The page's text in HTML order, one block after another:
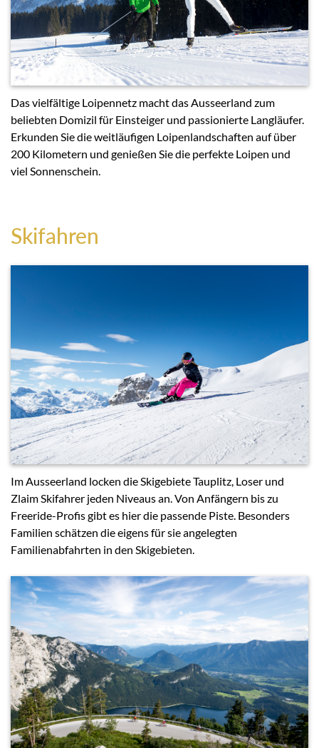
Das vielfältige Loipennetz macht das Ausseerland zum
beliebten Domizil für Einsteiger und passionierte Langläufer.
Erkunden Sie die weitläufigen Loipenlandschaften auf über
200 Kilometern und genießen Sie die perfekte Loipen und
viel Sonnenschein.
Skifahren
Im Ausseerland locken die Skigebiete Tauplitz, Loser und
Zlaim Skifahrer jeden Niveaus an. Von Anfängern bis zu
Freeride-Profis gibt es hier die passende Piste. Besonders
Familien schätzen die eigens für sie angelegten
Familienabfahrten in den Skigebieten.